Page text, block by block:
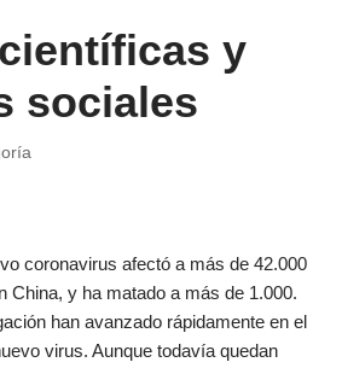
y
sociales
coronavirus afectó a más de 42.000
China, y ha matado a más de 1.000.
han avanzado rápidamente en el
virus. Aunque todavía quedan